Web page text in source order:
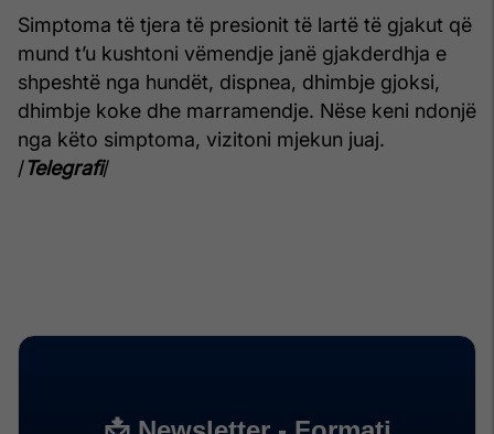
Simptoma të tjera të presionit të lartë të gjakut që
mund t’u kushtoni vëmendje janë gjakderdhja e
shpeshtë nga hundët, dispnea, dhimbje gjoksi,
dhimbje koke dhe marramendje. Nëse keni ndonjë
nga këto simptoma, vizitoni mjekun juaj.
/Telegrafi/